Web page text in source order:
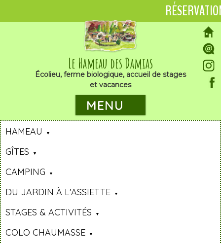
Le Hameau des Damias
Écolieu, ferme biologique, accueil de stages
et vacances
MENU
HAMEAU
GÎTES
CAMPING
DU JARDIN À L'ASSIETTE
STAGES & ACTIVITÉS
COLO CHAUMASSE